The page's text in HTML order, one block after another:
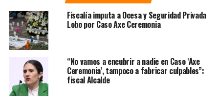
agrupaciones no se presentarán debido a
complicaciones para llegar a México. «Algunas bandas
del VL20 no podrán presentarse por problemas de
traslados y afectaciones en sus países. Extrañaremos a
All Them Witches, Ambar Lucid, Biznaga, Enrique
Bunbury, Fangoria, Gustavo Santaolalla, Kyary Pamyu
Pamyu, Portugal The Man, Usted Señálemelo y Vetusta
Morla», escribió.
Fiscalía imputa a Ocesa y Seguridad Privada
Lobo por Caso Axe Ceremonia
“No vamos a encubrir a nadie en Caso ‘Axe
Ceremonia’, tampoco a fabricar culpables”:
fiscal Alcalde